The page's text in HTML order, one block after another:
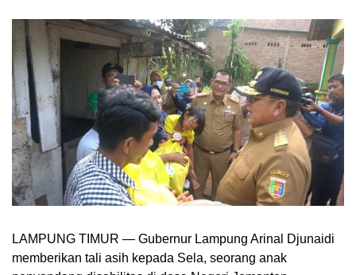
LAMPUNG TIMUR — Gubernur Lampung Arinal Djunaidi
memberikan tali asih kepada Sela, seorang anak